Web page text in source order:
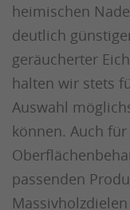
heimischen
deutlich
geräucherter
halten wir stets
Auswahl
können. Auch
passenden